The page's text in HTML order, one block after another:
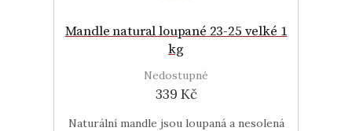
Mandle natural loupané 23-25 velké 1
kg
Nedostupné
339 Kč
Naturální mandle jsou loupaná a nesolená